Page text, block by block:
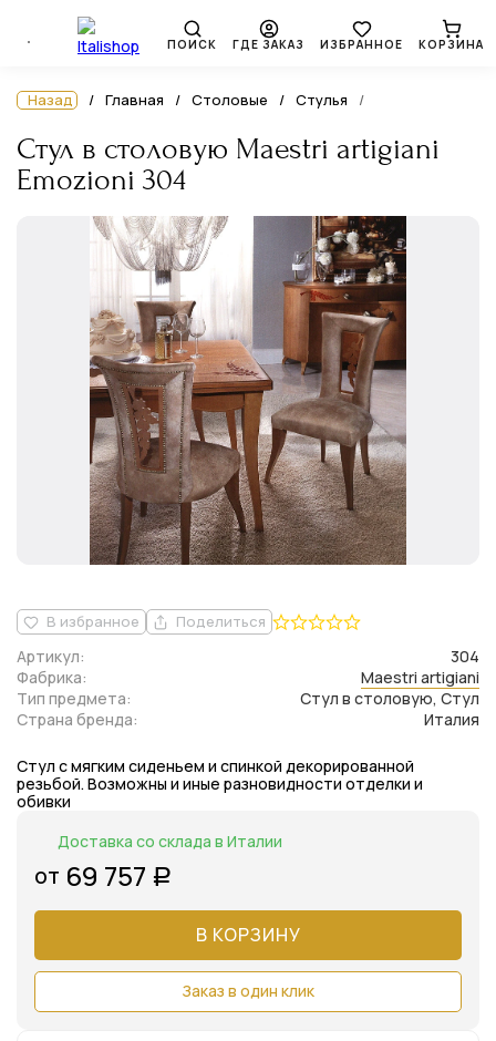
ПОИСК ГДЕ ЗАКАЗ ИЗБРАННОЕ КОРЗИНА
Назад Главная Столовые Стулья
Стул в столовую Maestri artigiani
Emozioni 304
В избранное Поделиться
Фабрика: Maestri artigiani
Артикул:
304
Тип предмета:
Стул в столовую, Стул
Страна бренда:
Италия
Стул с мягким сиденьем и спинкой декорированной
резьбой. Возможны и иные разновидности отделки и
обивки
Доставка со склада в Италии
от 69 757 Р
В КОРЗИНУ
Заказ в один клик